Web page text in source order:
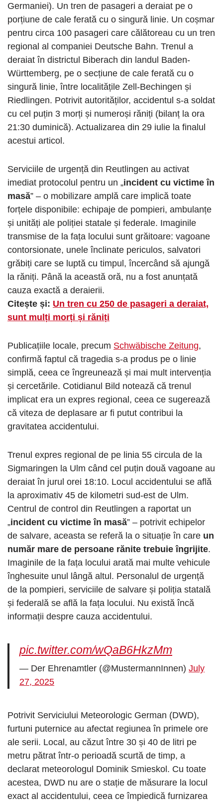
Germaniei). Un tren de pasageri a deraiat pe o
porțiune de cale ferată cu o singură linie. Un coșmar
pentru circa 100 pasageri care călătoreau cu un tren
regional al companiei Deutsche Bahn. Trenul a
deraiat în districtul Biberach din landul Baden-
Württemberg, pe o secțiune de cale ferată cu o
singură linie, între localitățile Zell-Bechingen și
Riedlingen. Potrivit autorităților, accidentul s-a soldat
cu cel puțin 3 morți și numeroși răniți (bilanț la ora
21:30 duminică). Actualizarea din 29 iulie la finalul
acestui articol.
Serviciile de urgență din Reutlingen au activat
imediat protocolul pentru un „incident cu victime în
masă” – o mobilizare amplă care implică toate
forțele disponibile: echipaje de pompieri, ambulanțe
și unități ale poliției statale și federale. Imaginile
transmise de la fața locului sunt grăitoare: vagoane
contorsionate, unele înclinate periculos, salvatori
grăbiți care se luptă cu timpul, încercând să ajungă
la răniți. Până la această oră, nu a fost anunțată
cauza exactă a deraierii.
Citește și: Un tren cu 250 de pasageri a deraiat,
sunt mulți morți și răniți
Publicațiile locale, precum Schwäbische Zeitung,
confirmă faptul că tragedia s-a produs pe o linie
simplă, ceea ce îngreunează și mai mult intervenția
și cercetările. Cotidianul Bild notează că trenul
implicat era un expres regional, ceea ce sugerează
că viteza de deplasare ar fi putut contribui la
gravitatea accidentului.
Trenul expres regional de pe linia 55 circula de la
Sigmaringen la Ulm când cel puțin două vagoane au
deraiat în jurul orei 18:10. Locul accidentului se află
la aproximativ 45 de kilometri sud-est de Ulm.
Centrul de control din Reutlingen a raportat un
„incident cu victime în masă” – potrivit echipelor
de salvare, aceasta se referă la o situație în care un
număr mare de persoane rănite trebuie îngrijite.
Imaginile de la fața locului arată mai multe vehicule
înghesuite unul lângă altul. Personalul de urgență
de la pompieri, serviciile de salvare și poliția statală
și federală se află la fața locului. Nu există încă
informații despre cauza accidentului.
pic.twitter.com/wQaB6HkzMm
— Der Ehrenamtler (@MustermannInnen) July
27, 2025
Potrivit Serviciului Meteorologic German (DWD),
furtuni puternice au afectat regiunea în primele ore
ale serii. Local, au căzut între 30 și 40 de litri pe
metru pătrat într-o perioadă scurtă de timp, a
declarat meteorologul Dominik Smieskol. Cu toate
acestea, DWD nu are o stație de măsurare la locul
exact al accidentului, ceea ce împiedică furnizarea